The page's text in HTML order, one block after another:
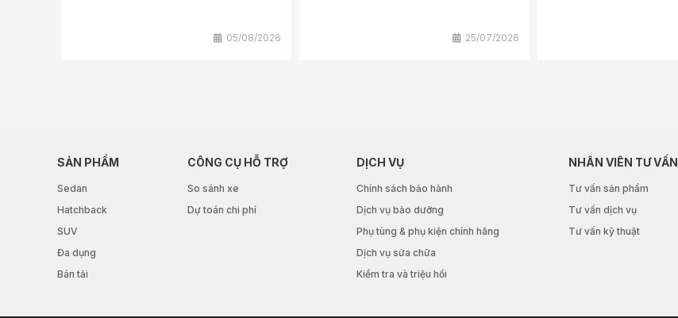
05/08/2026 25/07/2026
SẢN PHẨM
Sedan
Hatchback
SUV
Đa dụng
Bán tải
CÔNG CỤ HỖ TRỢ
So sánh xe
Dự toán chi phí
DỊCH VỤ
Chính sách bảo hành
Dịch vụ bảo dưỡng
Phụ tùng & phụ kiện chính hãng
Dịch vụ sửa chữa
Kiểm tra và triệu hồi
NHÂN VIÊN TƯ VẤN
Tư vấn sản phẩm
Tư vấn dịch vụ
Tư vấn kỹ thuật